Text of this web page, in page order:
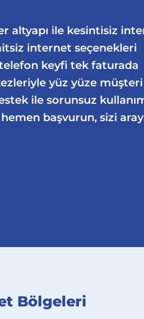
altyapı ile kesintisiz
internet seçenekleri
keyfi tek faturada
yüz yüze
ile sorunsuz
başvurun, sizi
Bölgeleri